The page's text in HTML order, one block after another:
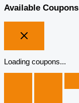
Available Coupons
Loading coupons...